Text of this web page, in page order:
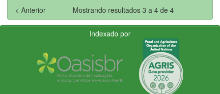
Mostrando resultados 3 a 4 de 4
< Anterior
Indexado por